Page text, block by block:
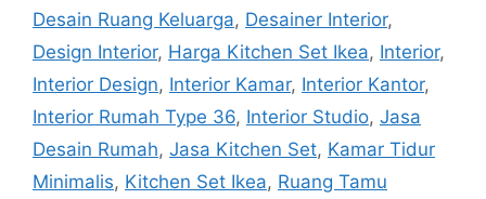
Desain Ruang Keluarga, Desainer Interior,
Design Interior, Harga Kitchen Set Ikea, Interior,
Interior Design, Interior Kamar, Interior Kantor,
Interior Rumah Type 36, Interior Studio, Jasa
Desain Rumah, Jasa Kitchen Set, Kamar Tidur
Minimalis, Kitchen Set Ikea, Ruang Tamu